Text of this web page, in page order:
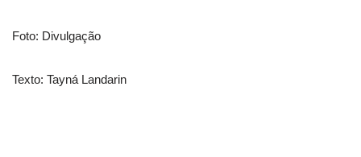
Foto: Divulgação
Texto: Tayná Landarin